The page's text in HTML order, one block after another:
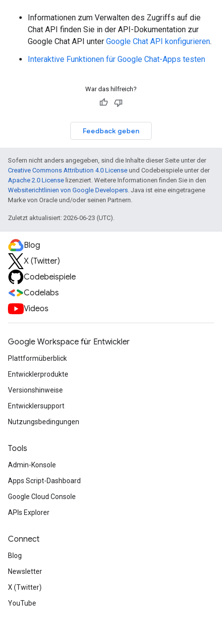
Informationen zum Verwalten des Zugriffs auf die
Chat API finden Sie in der API-Dokumentation zur
Google Chat API unter Google Chat API konfigurieren.
Interaktive Funktionen für Google Chat-Apps testen
War das hilfreich?
Feedback geben
Sofern nicht anders angegeben, sind die Inhalte dieser Seite unter der
Creative Commons Attribution 4.0 License und Codebeispiele unter der
Apache 2.0 License lizenziert. Weitere Informationen finden Sie in den
Websiterichtlinien von Google Developers. Java ist eine eingetragene
Marke von Oracle und/oder seinen Partnern.
Zuletzt aktualisiert: 2026-06-23 (UTC).
Blog
X (Twitter)
Codebeispiele
Codelabs
Videos
Google Workspace für Entwickler
Plattformüberblick
Entwicklerprodukte
Versionshinweise
Entwicklersupport
Nutzungsbedingungen
Tools
Admin-Konsole
Apps Script-Dashboard
Google Cloud Console
APIs Explorer
Connect
Blog
Newsletter
X (Twitter)
YouTube